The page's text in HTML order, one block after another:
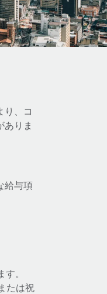
り、コ
ありま
給与項
。
たは祝